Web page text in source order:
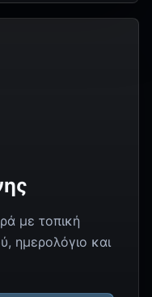
με τοπική
ημερολόγιο και